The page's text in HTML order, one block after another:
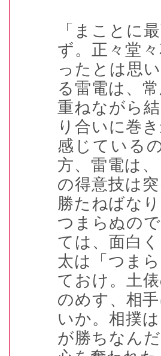
「まことに
ず。正々堂
ったとは思
る雷電は、
重ねながら
り合いに巻
感じている
方、雷電は
の得意技は
勝たねばな
つまらぬの
ては、面白
太は「つま
ておけ。土
のめす、相
いか。相撲
が勝ちなん